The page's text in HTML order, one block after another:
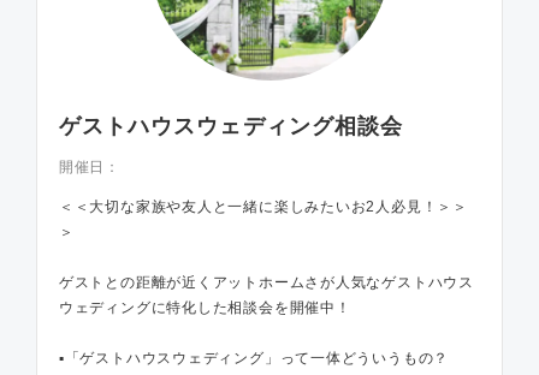
ゲストハウスウェディング相談会
開催日：
＜＜大切な家族や友人と一緒に楽しみたいお2人必見！＞＞
＞
ゲストとの距離が近くアットホームさが人気なゲストハウス
ウェディングに特化した相談会を開催中！
▪️「ゲストハウスウェディング」って一体どういうもの？